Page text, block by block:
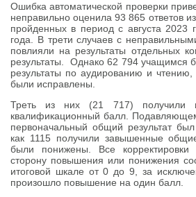
Ошибка автоматической проверки
неправильно оценила 93 865 ответов
пройденных в период с августа 2023
года. В трети случаев с
повлияли на результаты отдельных
результаты. Однако 62 794 учащимся
результаты по аудированию и чтению,
были исправлены.
Треть из них (21 717) получили
квалификационный балл.
первоначальный общий результат
как 1115 получили завышенные
были понижены. Все корректировки
сторону повышения или понижения
итоговой шкале от 0 до 9, за
произошло повышение на один балл.